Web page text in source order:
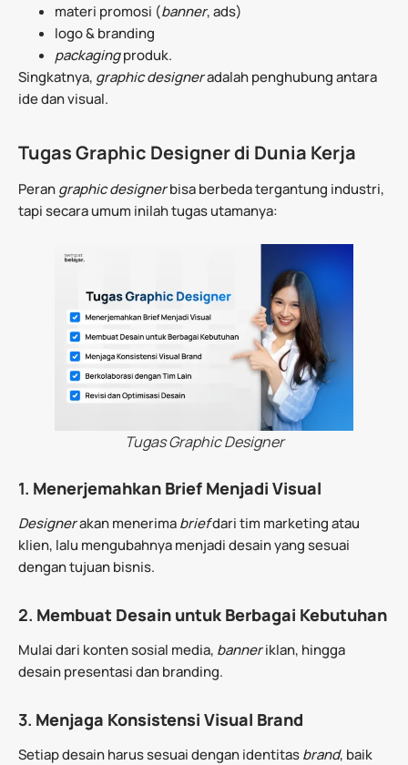
materi promosi (banner, ads)
logo & branding
packagingproduk.
Singkatnya, graphic designeradalah penghubung antara
ide dan visual.
Tugas Graphic Designer di Dunia Kerja
Perangraphic designerbisa berbeda tergantung industri,
tapi secara umum inilah tugas utamanya:
Tugas Graphic Designer
1. Menerjemahkan Brief Menjadi Visual
Designerakan menerimabriefdari tim marketing atau
klien, lalu mengubahnya menjadi desain yang sesuai
dengan tujuan bisnis.
2. Membuat Desain untuk Berbagai Kebutuhan
Mulai dari konten sosial media, banneriklan, hingga
desain presentasi dan branding.
3. Menjaga Konsistensi Visual Brand
Setiap desain harus sesuai dengan identitasbrand, baik